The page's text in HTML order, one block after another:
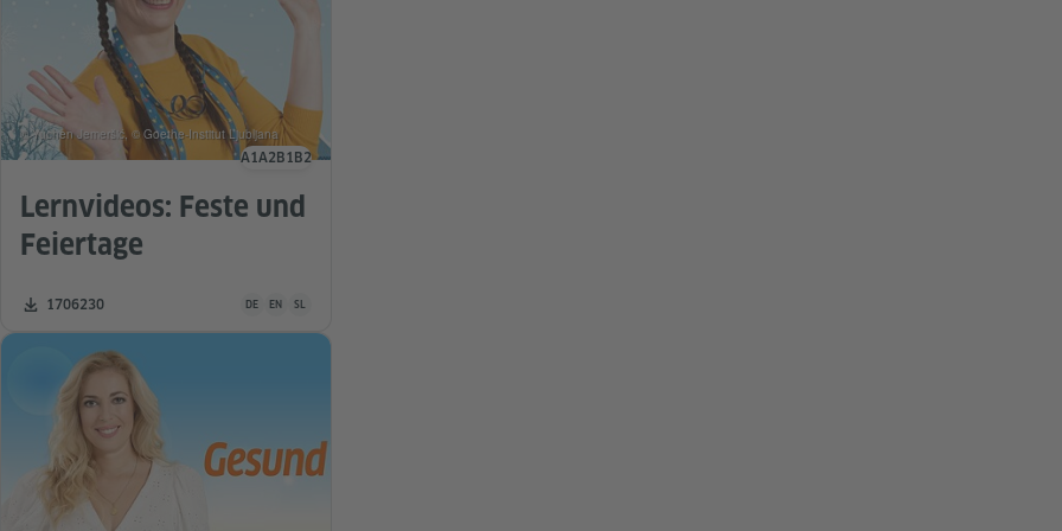
Lernvideos: Feste und
Feiertage
Zahl der Downloads:
1706230 Unterrichtsmaterial ist in folgenden Sprachen verfügbar Deutsch, Englisch, Slowenisch
DE EN SL
© Yuchen Jemeršić, © Goethe-Institut Ljubljana
Sprachniveau
A1A2 B1 B2